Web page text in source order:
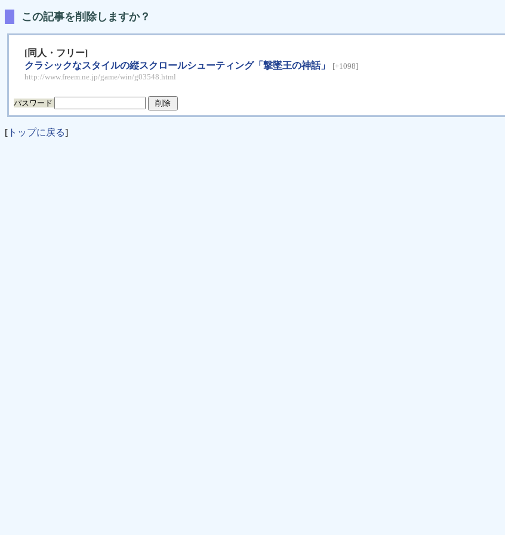
この記事を削除しますか？
[同人・フリー]
クラシックなスタイルの縦スクロールシューティング「撃墜王の神話」
[+1098]
http://www.freem.ne.jp/game/win/g03548.html
パスワード
[ トップに戻る]